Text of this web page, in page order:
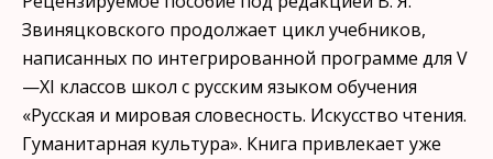
Звиняцковского продолжает цикл учебников,
написанных по интегрированной про­грамме для V
—XI классов школ с русским языком обучения
«Русская и мировая словесность. Искусство чтения.
Гуманитарная культура». Книга привлекает уже